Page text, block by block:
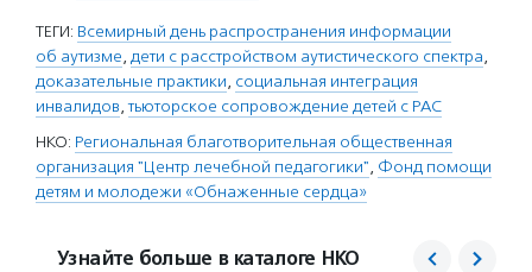
ТЕГИ: Всемирный день распространения информации
об аутизме, дети с расстройством аутистического спектра,
доказательные практики, социальная интеграция
инвалидов,тьюторское сопровождение детей с РАС
НКО: Региональная благотворительная общественная
организация "Центр лечебной педагогики", Фонд помощи
детям и молодежи «Обнаженные сердца»
Узнайте больше в каталоге НКО